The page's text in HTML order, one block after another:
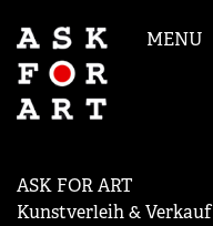
MENU
ASK FOR ART
Kunstverleih & Verkauf